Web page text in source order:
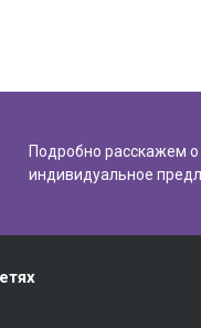
Подробно расскажем
индивидуальное